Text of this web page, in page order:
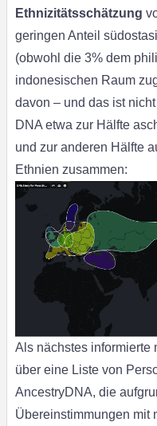
Ethnizitätsschätzung
geringen Anteil
(obwohl die 3% dem
indonesischen Raum
davon – und das ist
DNA etwa zur Hälfte
und zur anderen Hälfte
Ethnien zusammen:
Als nächstes informierte
über eine Liste von
AncestryDNA, die
Übereinstimmungen mit